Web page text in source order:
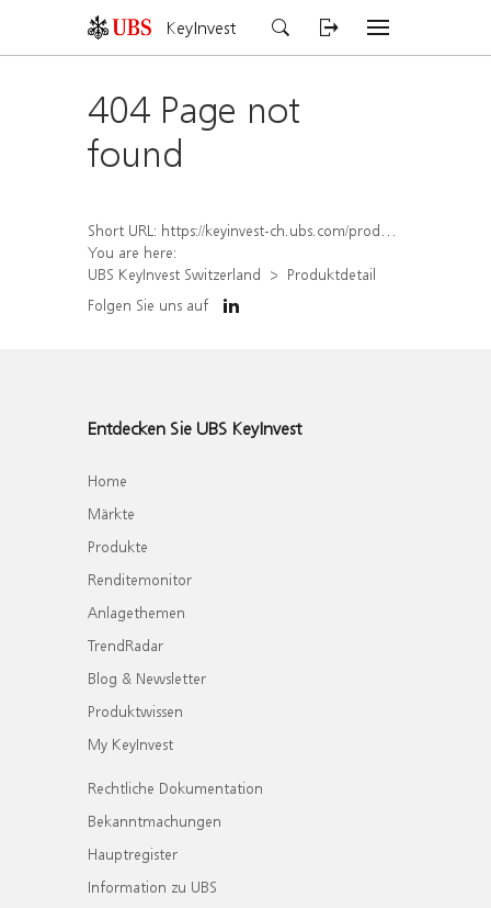
KeyInvest
404 Page not
found
Short URL: https://keyinvest-ch.ubs.com/produkt/detail/index/isin/CH1567431379
You are here:
UBS KeyInvest Switzerland
Produktdetail
Folgen Sie uns auf
Entdecken Sie UBS KeyInvest
Home
Märkte
Produkte
Renditemonitor
Anlagethemen
TrendRadar
Blog & Newsletter
Produktwissen
My KeyInvest
Rechtliche Dokumentation
Bekanntmachungen
Hauptregister
Information zu UBS